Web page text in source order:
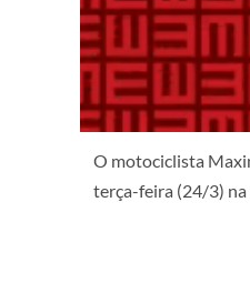
O motociclista
terça-feira (24/3) na